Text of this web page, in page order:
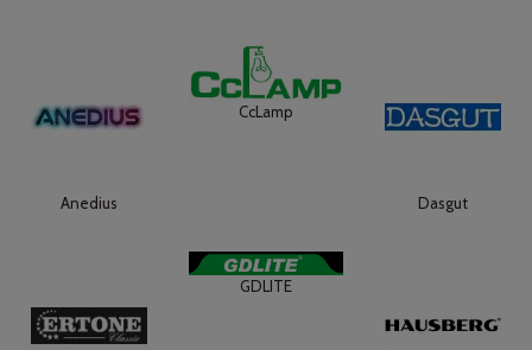
Anedius
CcLamp
Dasgut
GDLITE